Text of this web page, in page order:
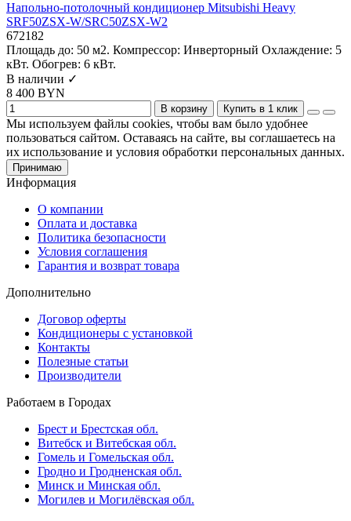
Напольно-потолочный кондиционер Mitsubishi Heavy
SRF50ZSX-W/SRC50ZSX-W2
672182
Площадь до: 50 м2. Компрессор: Инверторный Охлаждение: 5
кВт. Обогрев: 6 кВт.
В наличии ✓
8 400 BYN
В корзину Купить в 1 клик
Мы используем файлы cookies, чтобы вам было удобнее
пользоваться сайтом. Оставаясь на сайте, вы соглашаетесь на
их использование и условия обработки персональных данных.
Принимаю
Информация
О компании
Оплата и доставка
Политика безопасности
Условия соглашения
Гарантия и возврат товара
Дополнительно
Договор оферты
Кондиционеры с установкой
Контакты
Полезные статьи
Производители
Работаем в Городах
Брест и Брестская обл.
Витебск и Витебская обл.
Гомель и Гомельская обл.
Гродно и Гродненская обл.
Минск и Минская обл.
Могилев и Могилёвская обл.